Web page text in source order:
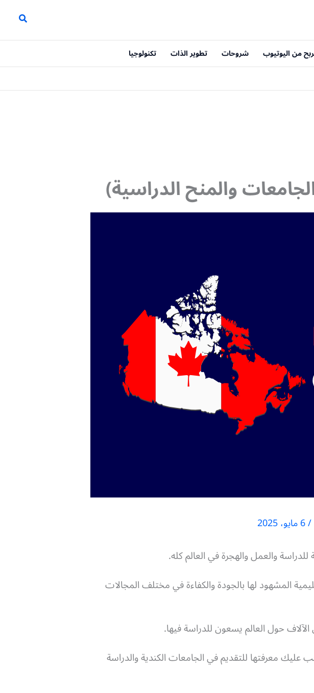
من اليوتيوب شروحات تطوير الذات تكنولوجيا
والمنح الدراسية)
/6 مايو، 2025
والعمل والهجرة في العالم كله.
المشهود لها بالجودة والكفاءة في مختلف المجالات
حول العالم يسعون للدراسة فيها.
عليك معرفتها للتقديم في الجامعات الكندية والدراسة